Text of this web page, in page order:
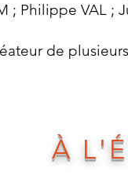
; Philippe VAL ;
de
À